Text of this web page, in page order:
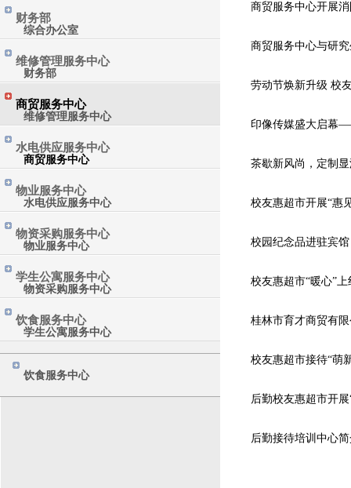
综合办公室
财务部
维修管理服务中心
商贸服务中心
水电供应服务中心
物业服务中心
物资采购服务中心
学生公寓服务中心
饮食服务中心
财务部
维修管理服务中心
商贸服务中心
水电供应服务中心
物业服务中心
物资采购服务中心
学生公寓服务中心
饮食服务中心
商贸服务中心开展
商贸服务中心与研
劳动节焕新升级 校
印像传媒盛大启幕
茶歇新风尚，定制
校友惠超市开展“惠
校园纪念品进驻宾
校友惠超市“暖心”
桂林市育才商贸有
校友惠超市接待“萌
后勤校友惠超市开
后勤接待培训中心